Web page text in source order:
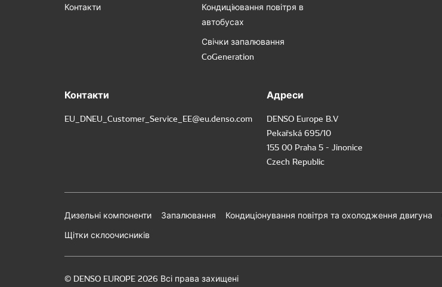
Контакти
Кондиціювання повітря в
автобусах
Свічки запалювання
CoGeneration
Контакти
EU_DNEU_Customer_Service_EE@eu.denso.com
Адреси
DENSO Europe B.V
Pekařská 695/10
155 00 Praha 5 - Jinonice
Czech Republic
Дизельні компоненти Запалювання Кондиціонування повітря та охолодження двигуна
Щітки склоочисників
© DENSO EUROPE 2026 Всі права захищені